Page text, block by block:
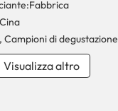
Fabbrica
di degustazione
Visualizza altro